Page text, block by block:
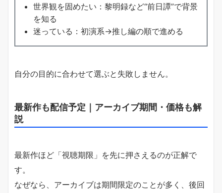
世界観を固めたい：黎明録など“前日譚”で背景
を知る
迷っている：初演系→推し編の順で進める
自分の目的に合わせて選ぶと失敗しません。
最新作も配信予定｜アーカイブ期間・価格も解
説
最新作ほど「視聴期限」を先に押さえるのが正解で
す。
なぜなら、アーカイブは期間限定のことが多く、後回